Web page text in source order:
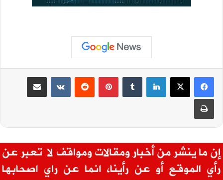
لينكدإن بينتيريست مشاركة عبر البريد
طباعة